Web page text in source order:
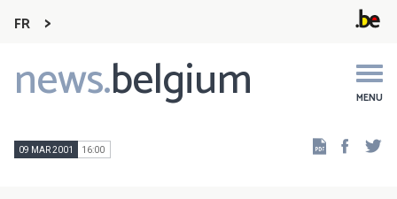
FR
news.belgium MENU
Main
navigation
09 MAR 2001 16:00